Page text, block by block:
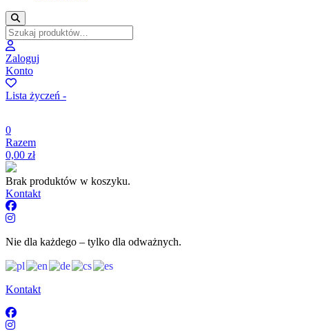
Zaloguj
Konto
Lista życzeń -
0
Razem
0,00 zł
Brak produktów w koszyku.
Kontakt
Nie dla każdego – tylko dla odważnych.
Kontakt